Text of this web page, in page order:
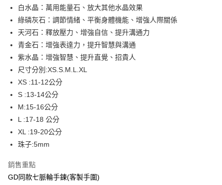
悠遊付
Google Pay
大哥付你分期
相關說明
【大哥付你分期使用說明】
1.本服務由台灣大哥大提供，台灣大哥大用戶可立即使用無須另外申請。
2.付款方式選擇「大哥付你分期」，訂單成立後會自動跳轉到大哥付的交易
流程，驗證手機門號後，選擇欲分期的期數、繳款截止日，確認付款後即完
3.實際核准額度、可分期數及費用金額請依後續交易確認頁面所載為準。
4.訂單成立30分鐘內，如未前往確認交易或遇審核未通過，訂單將自動取
消。如遇「轉專審核」未通過狀況，表示未達大哥付你分期系統評分，恕無
法說明評估內容。
【繳款方式說明】
醒簡訊。
2.透過簡訊連結打開帳單後，可選擇「超商條碼／台灣大直營門市／銀行轉
帳／街口支付／iPASS MONEY」等通路繳費。
ATM付款
運送方式
付款後全家取貨
萊爾富取貨付款
白水晶：萬用能量石、放大其他水晶效果
綠磷灰石：調節情緒、平衡身體機能、增強人際關係
天河石：釋放壓力、增強自信、提升溝通力
青金石：增強表達力，提升智慧與溝通
紫水晶：增強智慧、提升直覺、招貴人
尺寸分別:XS.S.M.L.XL
XS :11-12公分
S :13-14公分
M:15-16公分
L :17-18 公分
XL :19-20公分
珠子:5mm
銷售重點
GD同款七脈輪手鍊(客製手圍)